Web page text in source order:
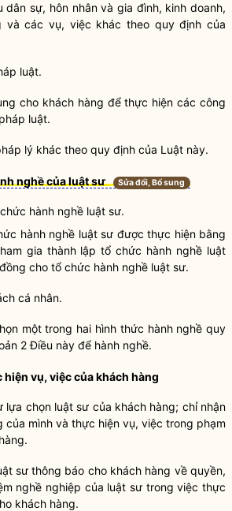
dân sự, hôn nhân và gia đình, kinh doanh,
và các vụ, việc khác theo quy định của
luật.
cho khách hàng để thực hiện các công
luật.
lý khác theo quy định của Luật này.
nghề của luật sư Sửa đổi, Bổ sung
hành nghề luật sư.
hành nghề luật sư được thực hiện bằng
gia thành lập tổ chức hành nghề luật
cho tổ chức hành nghề luật sư.
cá nhân.
một trong hai hình thức hành nghề quy
2 Điều này để hành nghề.
vụ, việc của khách hàng
lựa chọn luật sư của khách hàng; chỉ nhận
của mình và thực hiện vụ, việc trong phạm
sưthông báo cho khách hàng về quyền,
nghề nghiệp của luật sư trong việc thực
khách hàng.